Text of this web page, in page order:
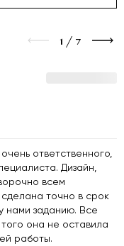
ответственного,
Дизайн,
всем
точно в срок
нами заданию. Все
она не оставила
работы.
1 / 7